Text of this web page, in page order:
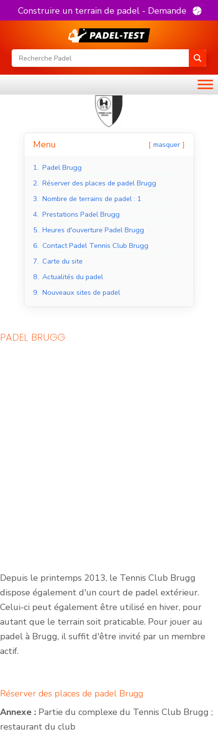
Construire un terrain de padel - Demande
Menu masquer
1. Padel Brugg
2. Réserver des places de padel Brugg
3. Nombre de terrains de padel : 1
4. Prestations Padel Brugg
5. Heures d'ouverture Padel Brugg
6. Contact Padel Tennis Club Brugg
7. Carte du site
8. Actualités du padel
9. Nouveaux sites de padel
PADEL BRUGG
Depuis le printemps 2013, le Tennis Club Brugg
dispose également d'un court de padel extérieur.
Celui-ci peut également être utilisé en hiver, pour
autant que le terrain soit praticable. Pour jouer au
padel à Brugg, il suffit d'être invité par un membre
actif.
Réserver des places de padel Brugg
Annexe : Partie du complexe du Tennis Club Brugg ;
restaurant du club